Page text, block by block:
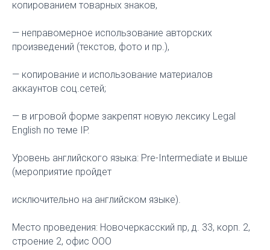
копированием товарных знаков,
— неправомерное использование авторских
произведений (текстов, фото и пр.),
— копирование и использование материалов
аккаунтов соц.сетей;
— в игровой форме закрепят новую лексику Legal
English по теме IP.
Уровень английского языка: Pre-Intermediate и выше
(мероприятие пройдет
исключительно на английском языке).
Место проведения: Новочеркасский пр, д. 33, корп. 2,
строение 2, офис ООО